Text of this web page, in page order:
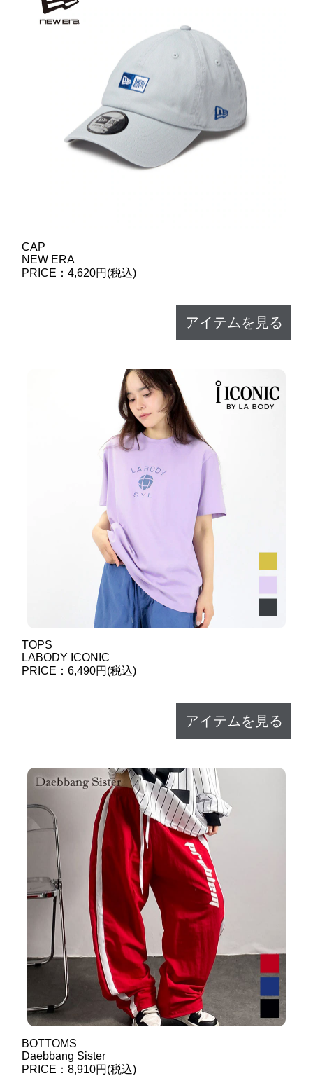
CAP
NEW ERA
PRICE：4,620円(税込)
アイテムを見る
TOPS
LABODY ICONIC
PRICE：6,490円(税込)
アイテムを見る
BOTTOMS
Daebbang Sister
PRICE：8,910円(税込)